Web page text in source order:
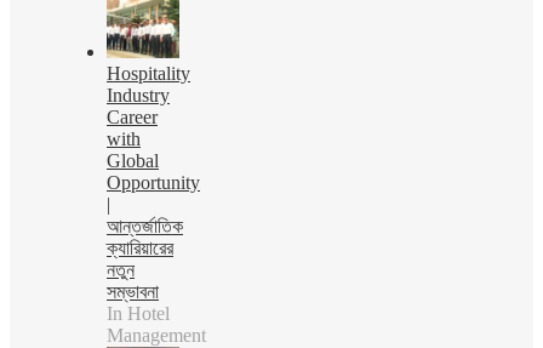
Hospitality
Industry
Career
with
Global
Opportunity
|
আন্তর্জাতিক
ক্যারিয়ারের
নতুন
সম্ভাবনা
In Hotel
Management